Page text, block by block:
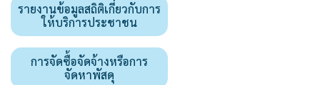
รายงานข้อมูลสถิติเกี่ยวกับการ
ให้บริการประชาชน
การจัดซื้อจัดจ้างหรือการ
จัดหาพัสดุ